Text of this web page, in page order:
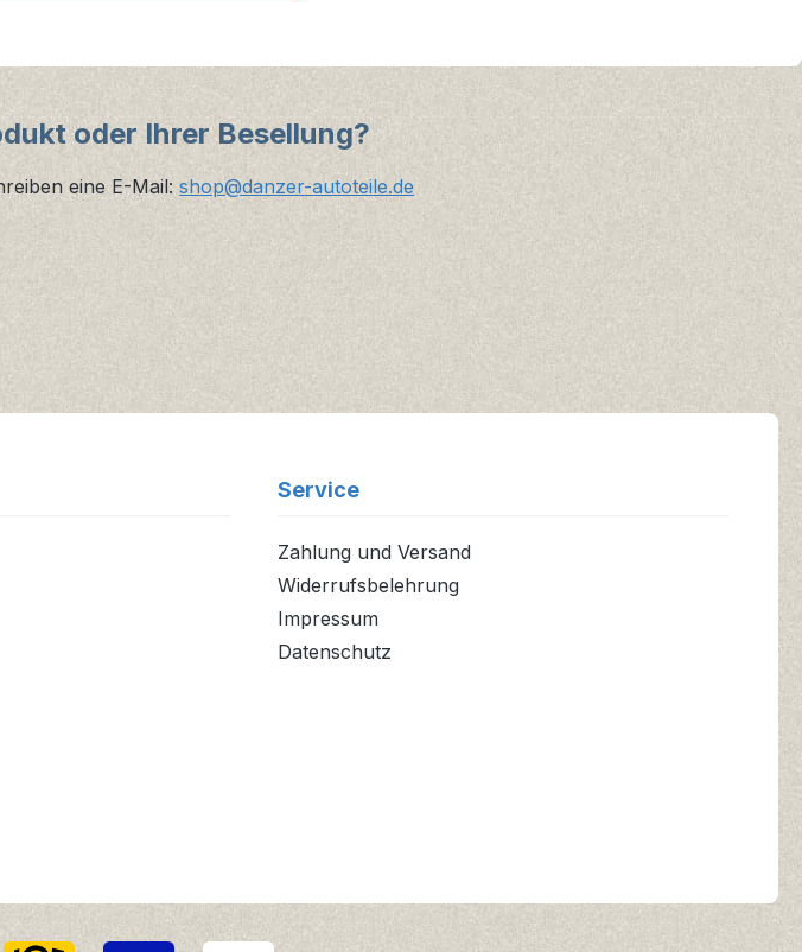
oder Ihrer Besellung?
eine E-Mail: shop@danzer-autoteile.de
Service
Zahlung und Versand
Widerrufsbelehrung
Impressum
Datenschutz